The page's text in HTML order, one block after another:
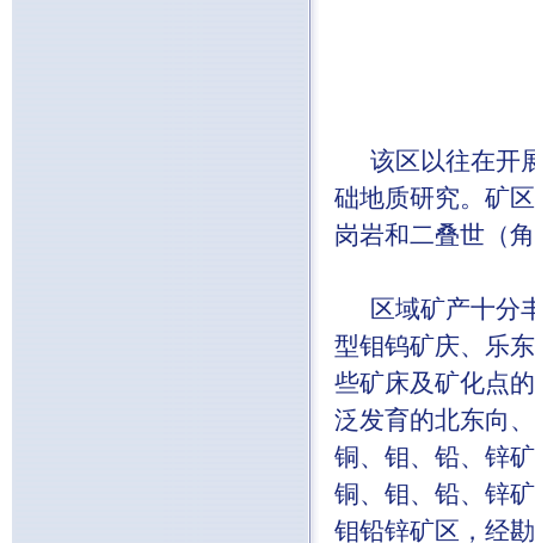
该区以往在开
础地质研究。矿
岗岩和二叠世（
区域矿产十分
型钼钨矿庆、乐
些矿床及矿化点
泛发育的北东向
铜、钼、铅、锌
铜、钼、铅、锌
钼铅锌矿区，经